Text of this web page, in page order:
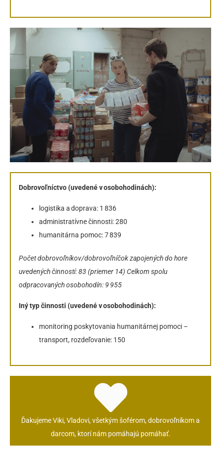
Dobrovoľníctvo (uvedené v osobohodinách):
logistika a doprava: 1 836
administratívne činnosti: 280
humanitárna pomoc: 7 839
Počet dobrovoľníkov/dobrovoľníčok zapojených do hore
uvedených činností: 83 (priemer 14) Celkom spolu
odpracovaných osobohodín: 9 955
Iný typ činnosti (uvedené v osobohodinách):
monitoring poskytovania humanitárnej pomoci –
transport, rozdeľovanie: 150
Ďakujeme Viki, Vladovi, všetkým šoférom, dobrovoľníkom a
darcom, ktorí nám pomáhajú pomáhať.